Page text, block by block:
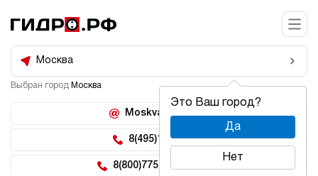
Москва
Это Ваш город?
Да
Нет
Выбран город Москва
Moskva@hidro.ru
8(495)150-04-62
8(800)775-04-62 доб 2